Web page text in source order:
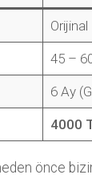
Orijinal
45 –
6 Ay
4000
önce